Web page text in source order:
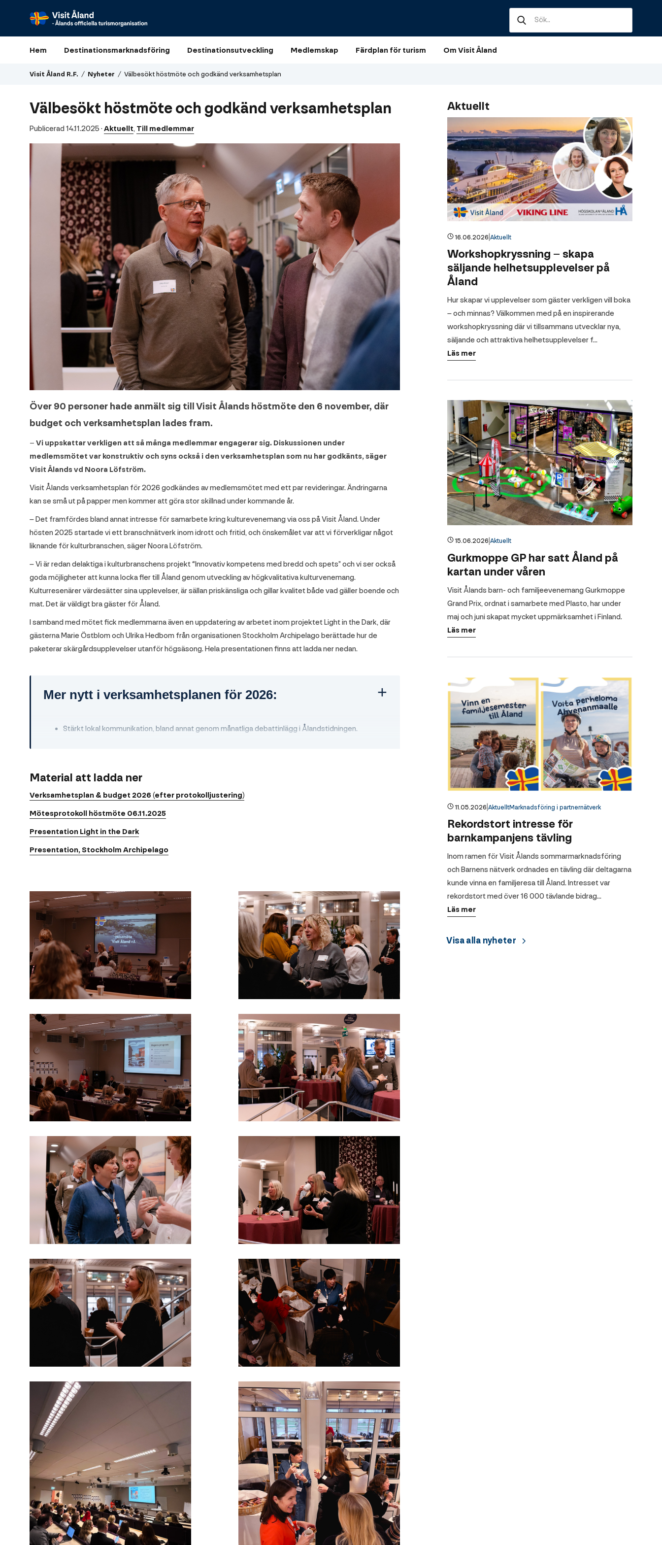
Åland
Hem Destinationsmarknadsföring Destinationsutveckling Medlemskap Färdplan för turism Om Visit Åland
Sök
efter:
Visit Åland R.F. / Nyheter / Välbesökt höstmöte och godkänd verksamhetsplan
Välbesökt höstmöte och godkänd verksamhetsplan
Publicerad 14.11.2025 ·Aktuellt, Till medlemmar
Över 90 personer hade anmält sig till Visit Ålands höstmöte den 6 november, där
budget och verksamhetsplan lades fram.
– Vi uppskattar verkligen att så många medlemmar engagerar sig. Diskussionen under
medlemsmötet var konstruktiv och syns också i den verksamhetsplan som nu har godkänts, säger
Visit Ålands vd Noora Löfström.
Visit Ålands verksamhetsplan för 2026 godkändes av medlemsmötet med ett par revideringar. Ändringarna
kan se små ut på papper men kommer att göra stor skillnad under kommande år.
– Det framfördes bland annat intresse för samarbete kring kulturevenemang via oss på Visit Åland. Under
hösten 2025 startade vi ett branschnätverk inom idrott och fritid, och önskemålet var att vi förverkligar något
liknande för kulturbranschen, säger Noora Löfström.
– Vi är redan delaktiga i kulturbranschens projekt “Innovativ kompetens med bredd och spets” och vi ser också
goda möjligheter att kunna locka fler till Åland genom utveckling av högkvalitativa kulturvenemang.
Kulturresenärer värdesätter sina upplevelser, är sällan priskänsliga och gillar kvalitet både vad gäller boende och
mat. Det är väldigt bra gäster för Åland.
I samband med mötet fick medlemmarna även en uppdatering av arbetet inom projektet Light in the Dark, där
gästerna Marie Östblom och Ulrika Hedbom från organisationen Stockholm Archipelago berättade hur de
paketerar skärgårdsupplevelser utanför högsäsong. Hela presentationen finns att ladda ner nedan.
Mer nytt i verksamhetsplanen för 2026:
Stärkt lokal kommunikation, bland annat genom månatliga debattinlägg i Ålandstidningen.
Aktivt positioneringsarbete i Sverige, med Joyvoy som ny samarbetspartner.
Ökat fokus på medlemsengagemang.
samt inom ramen för projekt och partnernätverk.
Material att ladda ner
Verksamhetsplan & budget 2026 (efter protokolljustering)
Mötesprotokoll höstmöte 06.11.2025
Presentation Light in the Dark
Presentation, Stockholm Archipelago
Aktuellt
16.06.2026 Aktuellt
Workshopkryssning – skapa
säljande helhetsupplevelser på
Åland
Hur skapar vi upplevelser som gäster verkligen vill boka
– och minnas? Välkommen med på en inspirerande
workshopkryssning där vi tillsammans utvecklar nya,
säljande och attraktiva helhetsupplevelser f…
Läs mer
15.06.2026 Aktuellt
Gurkmoppe GP har satt Åland på
kartan under våren
Visit Ålands barn- och familjeevenemang Gurkmoppe
Grand Prix, ordnat i samarbete med Plasto, har under
maj och juni skapat mycket uppmärksamhet i Finland.
Läs mer
11.05.2026 AktuelltMarknadsföring i partnernätverk
Rekordstort intresse för
barnkampanjens tävling
Inom ramen för Visit Ålands sommarmarknadsföring
och Barnens nätverk ordnades en tävling där deltagarna
kunde vinna en familjeresa till Åland. Intresset var
rekordstort med över 16 000 tävlande bidrag…
Läs mer
Visa alla nyheter